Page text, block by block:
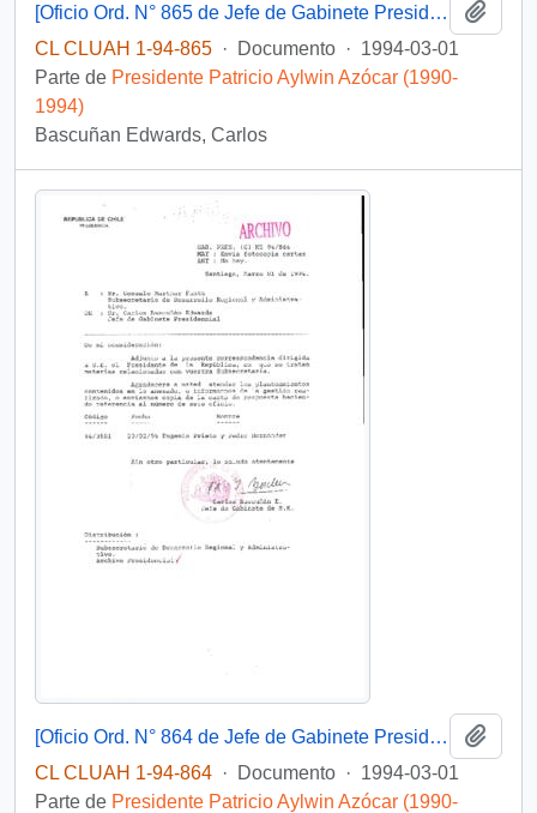
[Oficio Ord. N° 865 de Jefe de Gabinete Presidencial, remite copia de carta que se indica]
CL CLUAH 1-94-865 · Documento · 1994-03-01
Parte de Presidente Patricio Aylwin Azócar (1990-
1994)
Bascuñan Edwards, Carlos
[Oficio Ord. N° 864 de Jefe de Gabinete Presidencial, remite copia de carta que se indica]
CL CLUAH 1-94-864 · Documento · 1994-03-01
Parte de Presidente Patricio Aylwin Azócar (1990-